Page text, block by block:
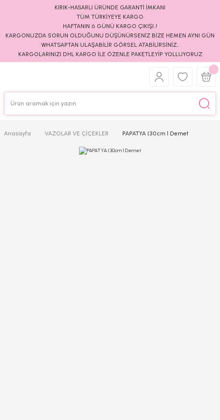
KIRIK-HASARLI ÜRÜNDE GARANTİ İMKANI
TÜM TÜRKİYEYE KARGO
HAFTANIN 6 GÜNÜ KARGO ÇIKIŞI..!
KARGONUZDA SORUN OLDUĞUNU DÜŞÜNÜRSENİZ BİZE HEMEN AYNI GÜN
WHATSAPTAN ULAŞABİLİR GÖRSEL ATABİLİRSİNİZ..
KARGOLARINIZI DHL KARGO İLE ÖZENLE PAKETLEYİP YOLLUYORUZ
Anasayfa VAZOLAR VE ÇİÇEKLER PAPATYA (30cm 1 Demet